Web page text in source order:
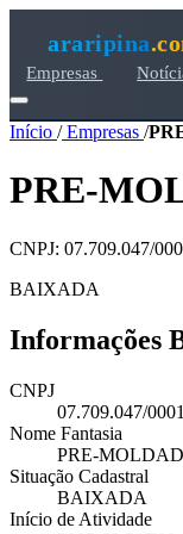
araripina
Empresas
Início /Empresas /
PRE-
CNPJ: 07.709.047/
BAIXADA
Informações
CNPJ
07.709.047/
Nome Fantasia
PRE-
Situação Cadastral
BAIXADA
Início de Atividade